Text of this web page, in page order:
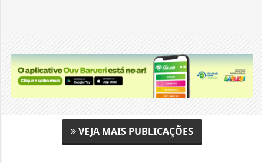
VEJA MAIS PUBLICAÇÕES